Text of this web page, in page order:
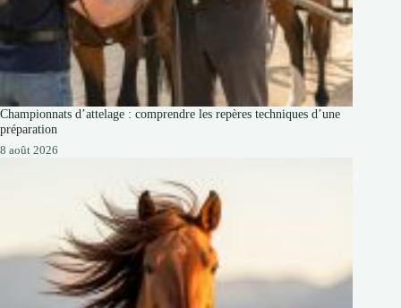
Championnats d’attelage : comprendre les repères techniques d’une
préparation
8 août 2026